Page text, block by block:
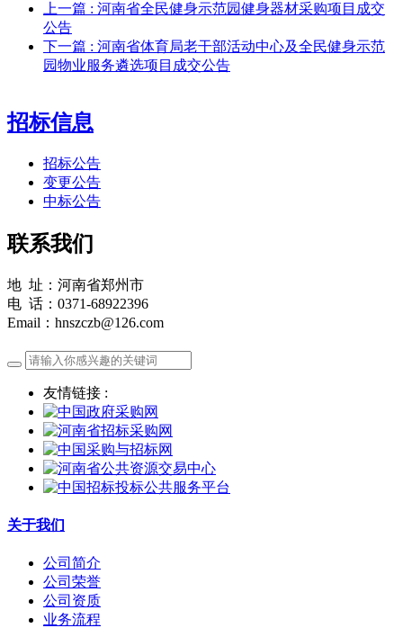
上一篇 : 河南省全民健身示范园健身器材采购项目成交
公告
下一篇 : 河南省体育局老干部活动中心及全民健身示范
园物业服务遴选项目成交公告
招标信息
招标公告
变更公告
中标公告
联系我们
地 址：河南省郑州市
电 话：0371-68922396
Email：hnszczb@126.com
友情链接 :
关于我们
公司简介
公司荣誉
公司资质
业务流程